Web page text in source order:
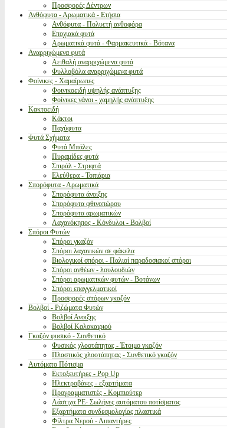
Προσφορές Δέντρων
Ανθόφυτα - Αρωματικά - Ετήσια
Ανθόφυτα - Πολυετή ανθοφόρα
Εποχιακά φυτά
Αρωματικά φυτά - Φαρμακευτικά - Βότανα
Αναρριχώμενα φυτά
Αειθαλή αναρριχώμενα φυτά
Φυλλοβόλα αναρριχώμενα φυτά
Φοίνικες - Χαμαίρωπες
Φοινικοειδή υψηλής ανάπτυξης
Φοίνικες νάνοι - χαμηλής ανάπτυξης
Κακτοειδή
Κάκτοι
Παχύφυτα
Φυτά Σχήματα
Φυτά Μπάλες
Πυραμίδες φυτά
Σπιράλ - Στριφτά
Ελεύθερα - Τοπιάρια
Σπορόφυτα - Αρωματικά
Σπορόφυτα άνοιξης
Σπορόφυτα φθινοπώρου
Σπορόφυτα αρωματικών
Λαχανόκηπος - Κόνδυλοι - Βολβοί
Σπόροι Φυτών
Σπόροι γκαζόν
Σπόροι λαχανικών σε φάκελα
Βιολογικοί σπόροι - Παλιοί παραδοσιακοί σπόροι
Σπόροι ανθέων - λουλουδιών
Σπόροι αρωματικών φυτών - Βοτάνων
Σπόροι επαγγελματικοί
Προσφορές σπόρων γκαζόν
Βολβοί - Ριζώματα Φυτών
Βολβοί Ανοιξης
Βολβοί Καλοκαιριού
Γκαζόν φυσικό - Συνθετικό
Φυσικός χλοοτάπητας - Έτοιμο γκαζόν
Πλαστικός χλοοτάπητας - Συνθετικό γκαζόν
Αυτόματο Πότισμα
Εκτοξευτήρες - Pop Up
Ηλεκτροβάνες - εξαρτήματα
Προγραμματιστές - Κομπιούτερ
Λάστιχα PE- Σωλήνες αυτόματου ποτίσματος
Εξαρτήματα συνδεσμολογίας πλαστικά
Φίλτρα Νερού - Λιπαντήρες